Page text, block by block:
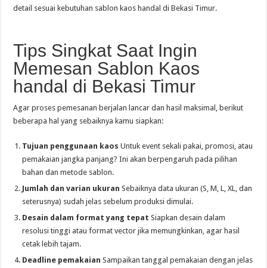
detail sesuai kebutuhan sablon kaos handal di Bekasi Timur.
Tips Singkat Saat Ingin
Memesan Sablon Kaos
handal di Bekasi Timur
Agar proses pemesanan berjalan lancar dan hasil maksimal, berikut
beberapa hal yang sebaiknya kamu siapkan:
Tujuan penggunaan kaos Untuk event sekali pakai, promosi, atau
pemakaian jangka panjang? Ini akan berpengaruh pada pilihan
bahan dan metode sablon.
Jumlah dan varian ukuran Sebaiknya data ukuran (S, M, L, XL, dan
seterusnya) sudah jelas sebelum produksi dimulai.
Desain dalam format yang tepat Siapkan desain dalam
resolusi tinggi atau format vector jika memungkinkan, agar hasil
cetak lebih tajam.
Deadline pemakaian Sampaikan tanggal pemakaian dengan jelas